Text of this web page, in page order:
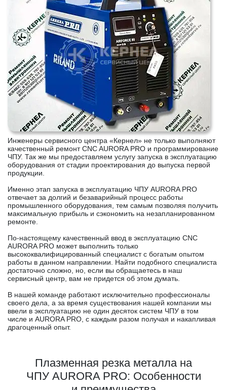
Инженеры сервисного центра «Кернел» не только выполняют
качественный ремонт CNC AURORA PRO и программирование
ЧПУ. Так же мы предоставляем услугу запуска в эксплуатацию
оборудования от стадии проектирования до выпуска первой
продукции.
Именно этап запуска в эксплуатацию ЧПУ AURORA PRO
отвечает за долгий и безаварийный процесс работы
промышленного оборудования, тем самым позволяя получить
максимальную прибыль и сэкономить на незапланированном
ремонте.
По-настоящему качественный ввод в эксплуатацию CNC
AURORA PRO может выполнить только
высококвалифицированный специалист с богатым опытом
работы в данном направлении. Найти подобного специалиста
достаточно сложно, но, если вы обращаетесь в наш
сервисный центр, вам не придется об этом думать.
В нашей команде работают исключительно профессионалы
своего дела, а за время существования нашей компании мы
ввели в эксплуатацию не один десяток систем ЧПУ в том
числе и AURORA PRO, с каждым разом получая и накапливая
драгоценный опыт.
Плазменная резка металла на
ЧПУ AURORA PRO: Особенности